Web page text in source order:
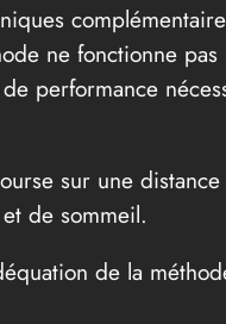
ne fonctionne
performance
sur une
de sommeil.
de la